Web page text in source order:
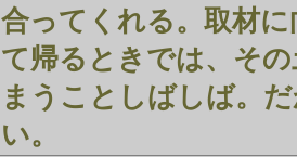
合ってくれる。取材
て帰るときでは、そ
まうことしばしば。
い。